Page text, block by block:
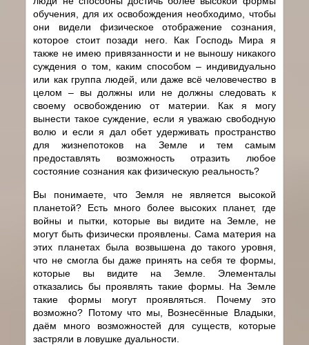
обучения, для их освобождения необходимо, чтобы
они видели физическое отображение сознания,
которое стоит позади него. Как Господь Мира я
также не имею привязанности и не выношу никакого
суждения о том, каким способом – индивидуально
или как группа людей, или даже всё человечество в
целом – вы должны или не должны следовать к
своему освобождению от материи. Как я могу
вынести такое суждение, если я уважаю свободную
волю и если я дал обет удерживать пространство
для жизнепотоков на Земле и тем самым
предоставлять возможность отразить любое
состояние сознания как физическую реальность?
Вы понимаете, что Земля не является высокой
планетой? Есть много более высоких планет, где
войны и пытки, которые вы видите на Земле, не
могут быть физически проявлены. Сама материя на
этих планетах была возвышена до такого уровня,
что не смогла бы даже принять на себя те формы,
которые вы видите на Земле. Элементалы
отказались бы проявлять такие формы. На Земле
такие формы могут проявляться. Почему это
возможно? Потому что мы, Вознесённые Владыки,
даём много возможностей для существ, которые
застряли в ловушке дуальности.